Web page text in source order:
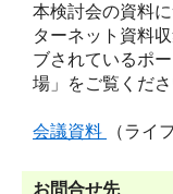
本検討会の資料
ターネット資料
ブされているポ
場」をご覧くださ
会議資料 （ライ
お問合せ先